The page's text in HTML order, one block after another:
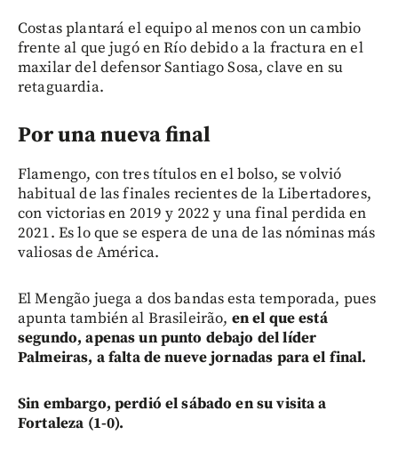
Costas plantará el equipo al menos con un cambio
frente al que jugó en Río debido a la fractura en el
maxilar del defensor Santiago Sosa, clave en su
retaguardia.
Por una nueva final
Flamengo, con tres títulos en el bolso, se volvió
habitual de las finales recientes de la Libertadores,
con victorias en 2019 y 2022 y una final perdida en
2021. Es lo que se espera de una de las nóminas más
valiosas de América.
El Mengão juega a dos bandas esta temporada, pues
apunta también al Brasileirão, en el que está
segundo, apenas un punto debajo del líder
Palmeiras, a falta de nueve jornadas para el final.
Sin embargo, perdió el sábado en su visita a
Fortaleza (1-0).